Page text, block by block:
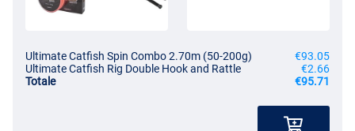
- Non si allunga
- Elevata resistenza al nodo e all’abrasione
- Ideale per il pesce gatto
Ultimate Catfish Spin Combo 2.70m (50-200g)
€93.05
Ultimate Catfish Rig Double Hook and Rattle
€2.66
Totale
€95.71